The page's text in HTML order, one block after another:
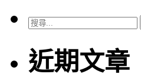
搜
關
鍵
近期文章